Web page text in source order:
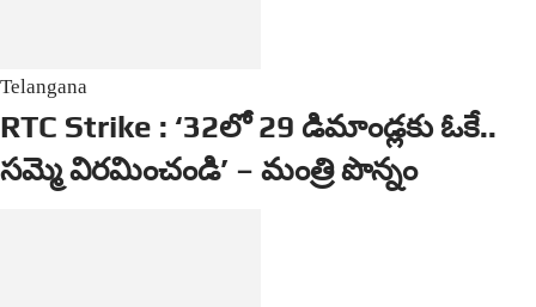
Telangana
RTC Strike : ‘32లో 29 డిమాండ్లకు ఓకే..
సమ్మె విరమించండి’ – మంత్రి పొన్నం